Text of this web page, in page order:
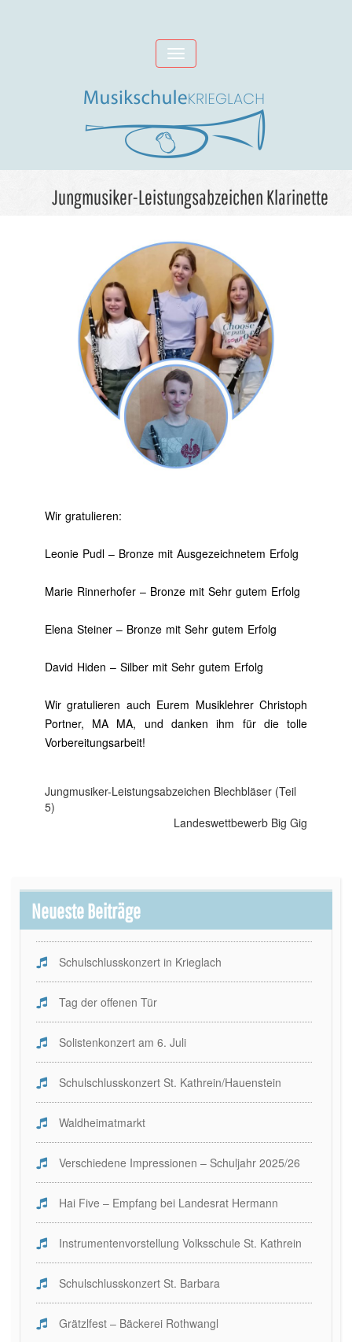
Toggle
navigation
Jungmusiker-Leistungsabzeichen Klarinette
Wir gratulieren:
Leonie Pudl – Bronze mit Ausgezeichnetem Erfolg
Marie Rinnerhofer – Bronze mit Sehr gutem Erfolg
Elena Steiner – Bronze mit Sehr gutem Erfolg
David Hiden – Silber mit Sehr gutem Erfolg
Wir gratulieren auch Eurem Musiklehrer Christoph
Portner, MA MA, und danken ihm für die tolle
Vorbereitungsarbeit!
Beitragsnavigation
Jungmusiker-Leistungsabzeichen Blechbläser (Teil
5)
Landeswettbewerb Big Gig
Neueste Beiträge
Schulschlusskonzert in Krieglach
Tag der offenen Tür
Solistenkonzert am 6. Juli
Schulschlusskonzert St. Kathrein/Hauenstein
Waldheimatmarkt
Verschiedene Impressionen – Schuljahr 2025/26
Hai Five – Empfang bei Landesrat Hermann
Instrumentenvorstellung Volksschule St. Kathrein
Schulschlusskonzert St. Barbara
Grätzlfest – Bäckerei Rothwangl